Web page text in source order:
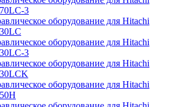
3
оборудование для Hitachi
оборудование для Hitachi
3
оборудование для Hitachi
оборудование для Hitachi